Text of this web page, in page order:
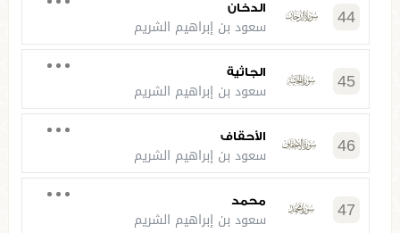
44 الدخان
سعود بن إبراهيم الشريم
45 الجاثية
سعود بن إبراهيم الشريم
46 الأحقاف
سعود بن إبراهيم الشريم
47 محمد
سعود بن إبراهيم الشريم